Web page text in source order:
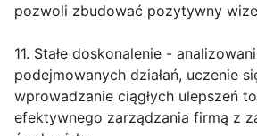
pozwoli zbudować pozytywny
11. Stałe doskonalenie -
podejmowanych działań, uczenie
wprowadzanie ciągłych ulepszeń
efektywnego zarządzania firmą z